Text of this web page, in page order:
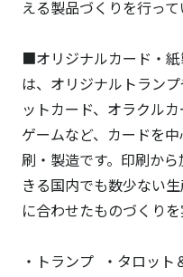
える製品づくりを行って
■オリジナルカード・
は、オリジナルトラン
ットカード、オラクル
ゲームなど、カードを
刷・製造です。印刷か
きる国内でも数少ない
に合わせたものづくりを
・トランプ ・タロッ